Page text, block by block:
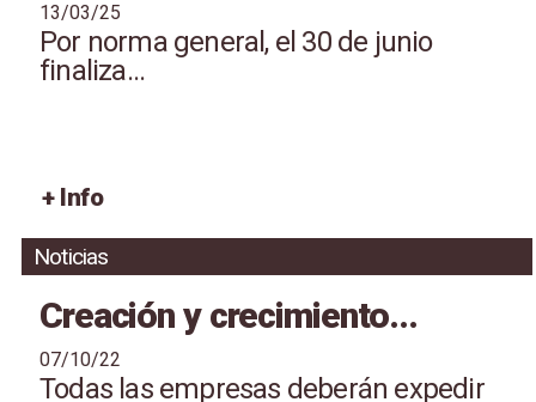
13/03/25
Por norma general, el 30 de junio
finaliza...
+ Info
Noticias
Creación y crecimiento...
07/10/22
Todas las empresas deberán expedir